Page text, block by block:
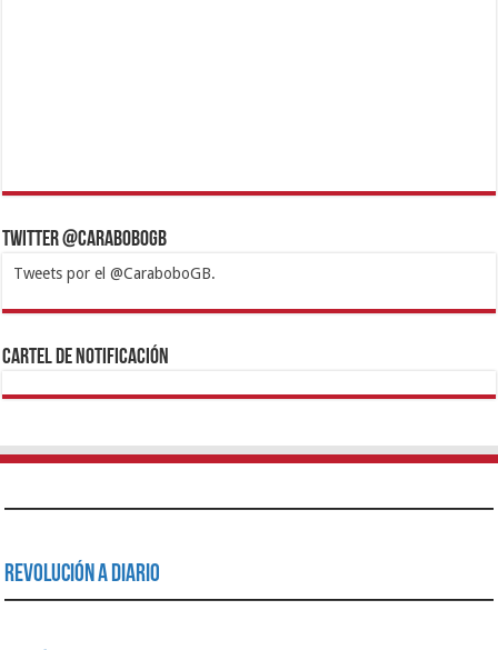
Twitter @CaraboboGB
Tweets por el @CaraboboGB.
1xbetBetturkeyBetistKralbetSupertotobetTipobetMatadorbetMariobet
https://mvbcasino.com/
Cartel de Notificación
Revolución a Diario